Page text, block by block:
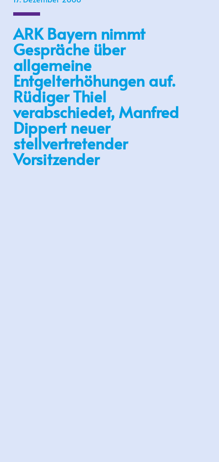
ARK Bayern nimmt
Gespräche über
allgemeine
Entgelterhöhungen auf.
Rüdiger Thiel
verabschiedet, Manfred
Dippert neuer
stellvertretender
Vorsitzender